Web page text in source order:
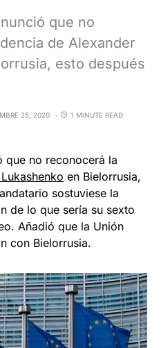
que no
de Alexander
esto después
25, 2020 1 MINUTE READ
que no reconocerá la
en Bielorrusia,
sostuviese la
de lo que sería su sexto
Añadió que la Unión
con Bielorrusia.